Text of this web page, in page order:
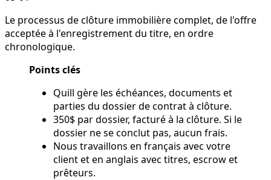
Le processus de clôture immobilière complet, de l'offre
acceptée à l'enregistrement du titre, en ordre
chronologique.
Points clés
Quill gère les échéances, documents et
parties du dossier de contrat à clôture.
350$ par dossier, facturé à la clôture. Si le
dossier ne se conclut pas, aucun frais.
Nous travaillons en français avec votre
client et en anglais avec titres, escrow et
prêteurs.